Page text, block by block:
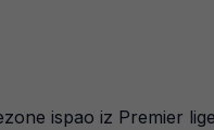
ispao iz Premier